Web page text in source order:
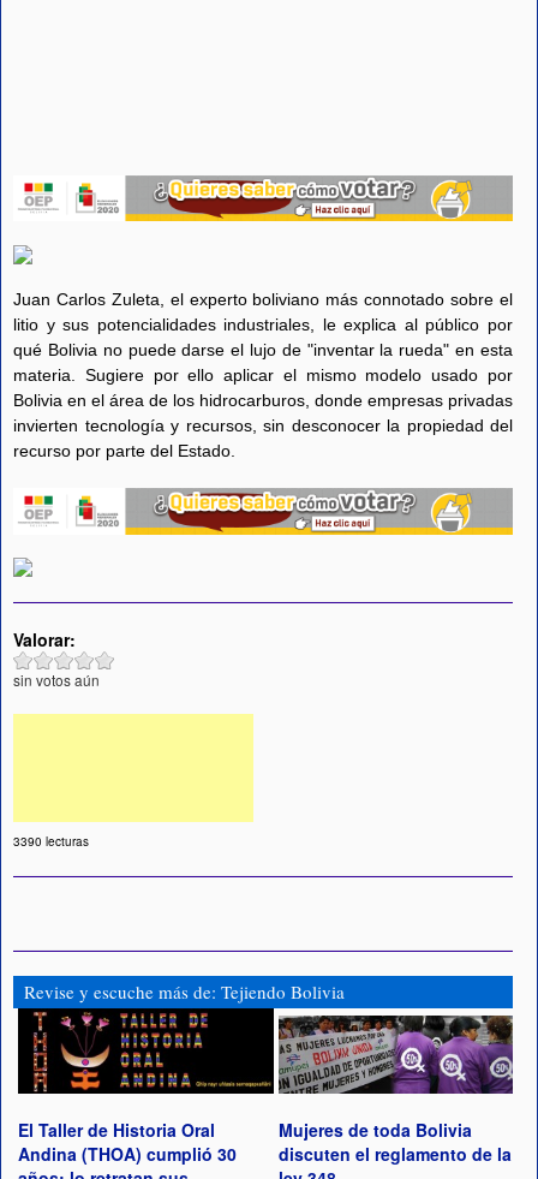
Juan Carlos Zuleta, el experto boliviano más connotado sobre el
litio y sus potencialidades industriales, le explica al público por
qué Bolivia no puede darse el lujo de "inventar la rueda" en esta
materia. Sugiere por ello aplicar el mismo modelo usado por
Bolivia en el área de los hidrocarburos, donde empresas privadas
invierten tecnología y recursos, sin desconocer la propiedad del
recurso por parte del Estado.
Valorar:
sin votos aún
3390 lecturas
Revise y escuche más de: Tejiendo Bolivia
El Taller de Historia Oral
Andina (THOA) cumplió 30
Mujeres de toda Bolivia
discuten el reglamento de la